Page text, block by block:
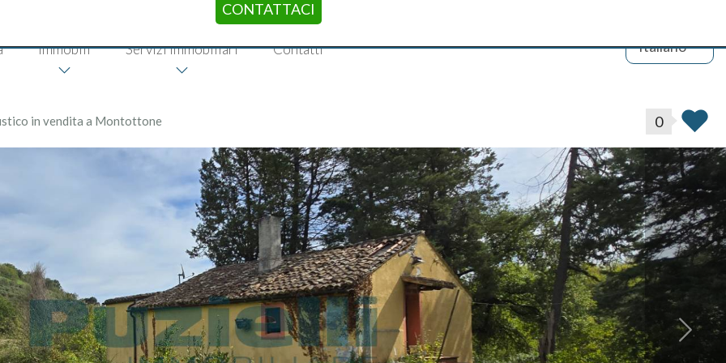
Immobili Servizi immobiliari Contatti Italiano
CONTATTACI
in vendita a Montottone 0